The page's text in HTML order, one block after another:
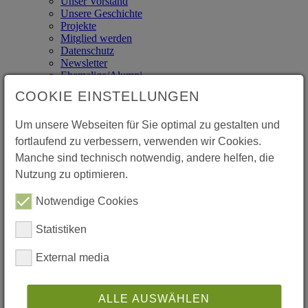
Unsere Geschichte
Projekte
Mitglied werden
Datenschutz
Newsletter
Ehemalige/Alumni
News
FSG Ludwigsburg
FSG Ludwigsburg
COOKIE EINSTELLUNGEN
Um unsere Webseiten für Sie optimal zu gestalten und
fortlaufend zu verbessern, verwenden wir Cookies.
Manche sind technisch notwendig, andere helfen, die
Nutzung zu optimieren.
Notwendige Cookies
Statistiken
External media
ALLE AUSWÄHLEN